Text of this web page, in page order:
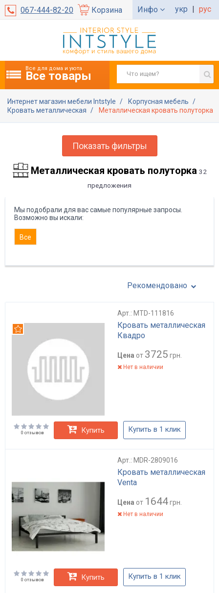
067-444-82-20 Корзина Инфо укр | рус
Все для дома и уюта
Все товары
Интернет магазин мебели Intstyle
Корпусная мебель
Кровать металлическая
Металлическая кровать полуторка
Показать фильтры
Металлическая кровать полуторка 32
предложения
Мы подобрали для вас самые популярные запросы.
Возможно вы искали:
Все
Рекомендовано
Арт.: MTD-111816
Кровать металлическая
Квадро
Цена от 3725 грн.
Нет в наличии
0 отзывов Купить Купить в 1 клик
Арт.: MDR-2809016
Кровать металлическая
Venta
Цена от 1644грн.
Нет в наличии
0 отзывов Купить Купить в 1 клик